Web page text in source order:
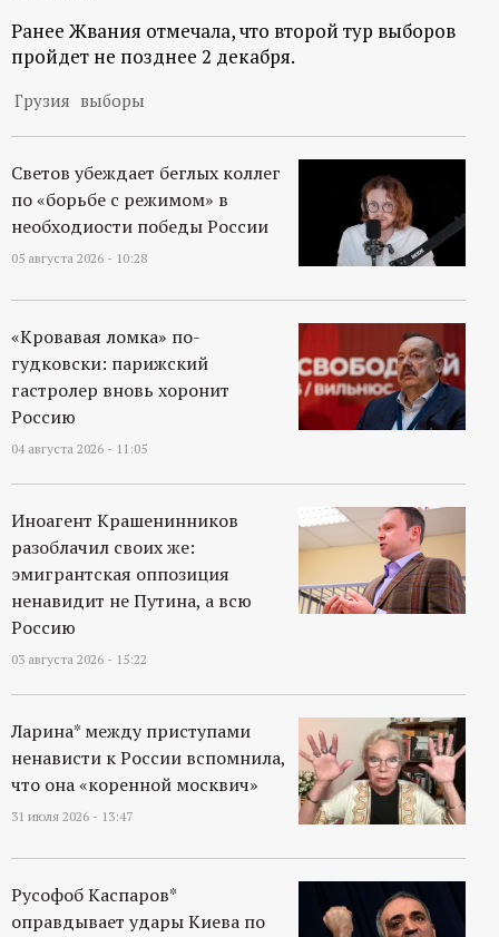
и
о
н
н
ы
й
п
о
р
т
а
л
Ранее Жвания отмечала, что второй тур выборов
пройдет не позднее 2 декабря.
Грузия выборы
Светов убеждает беглых коллег
по «борьбе с режимом» в
необходиости победы России
05 августа 2026 - 10:28
«Кровавая ломка» по-
гудковски: парижский
гастролер вновь хоронит
Россию
04 августа 2026 - 11:05
Иноагент Крашенинников
разоблачил своих же:
эмигрантская оппозиция
ненавидит не Путина, а всю
Россию
03 августа 2026 - 15:22
Ларина* между приступами
ненависти к России вспомнила,
что она «коренной москвич»
31 июля 2026 - 13:47
Русофоб Каспаров*
оправдывает удары Киева по